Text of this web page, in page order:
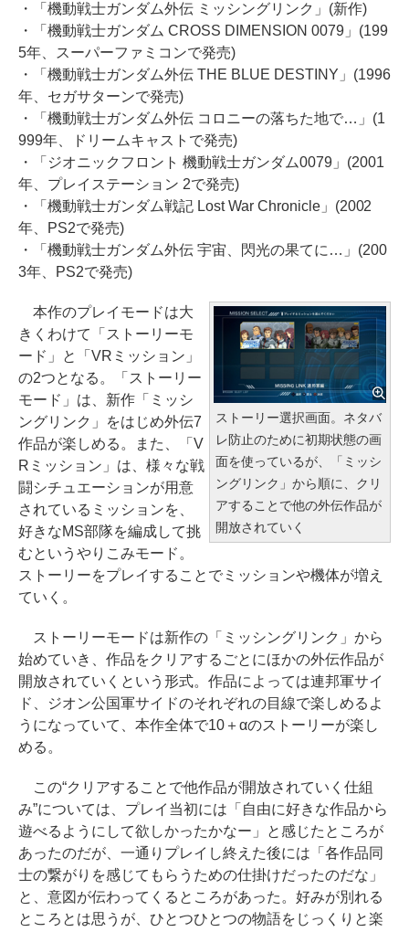
・「機動戦士ガンダム外伝 ミッシングリンク」(新作)
・「機動戦士ガンダム CROSS DIMENSION 0079」(199
5年、スーパーファミコンで発売)
・「機動戦士ガンダム外伝 THE BLUE DESTINY」(1996
年、セガサターンで発売)
・「機動戦士ガンダム外伝 コロニーの落ちた地で…」(1
999年、ドリームキャストで発売)
・「ジオニックフロント 機動戦士ガンダム0079」(2001
年、プレイステーション 2で発売)
・「機動戦士ガンダム戦記 Lost War Chronicle」(2002
年、PS2で発売)
・「機動戦士ガンダム外伝 宇宙、閃光の果てに…」(200
3年、PS2で発売)
ストーリー選択画面。ネタバ
レ防止のために初期状態の画
面を使っているが、「ミッシ
ングリンク」から順に、クリ
アすることで他の外伝作品が
開放されていく
本作のプレイモードは大
きくわけて「ストーリーモ
ード」と「VRミッション」
の2つとなる。「ストーリー
モード」は、新作「ミッシ
ングリンク」をはじめ外伝7
作品が楽しめる。また、「V
Rミッション」は、様々な戦
闘シチュエーションが用意
されているミッションを、
好きなMS部隊を編成して挑
むというやりこみモード。
ストーリーをプレイすることでミッションや機体が増え
ていく。
ストーリーモードは新作の「ミッシングリンク」から
始めていき、作品をクリアするごとにほかの外伝作品が
開放されていくという形式。作品によっては連邦軍サイ
ド、ジオン公国軍サイドのそれぞれの目線で楽しめるよ
うになっていて、本作全体で10＋αのストーリーが楽し
める。
この“クリアすることで他作品が開放されていく仕組
み”については、プレイ当初には「自由に好きな作品から
遊べるようにして欲しかったかなー」と感じたところが
あったのだが、一通りプレイし終えた後には「各作品同
士の繋がりを感じてもらうための仕掛けだったのだな」
と、意図が伝わってくるところがあった。好みが別れる
ところとは思うが、ひとつひとつの物語をじっくりと楽